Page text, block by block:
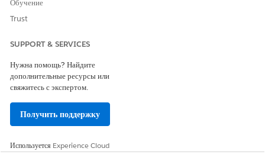
Обучение
Trust
SUPPORT & SERVICES
Нужна помощь? Найдите
дополнительные ресурсы или
свяжитесь с экспертом.
Получить поддержку
Используется Experience Cloud